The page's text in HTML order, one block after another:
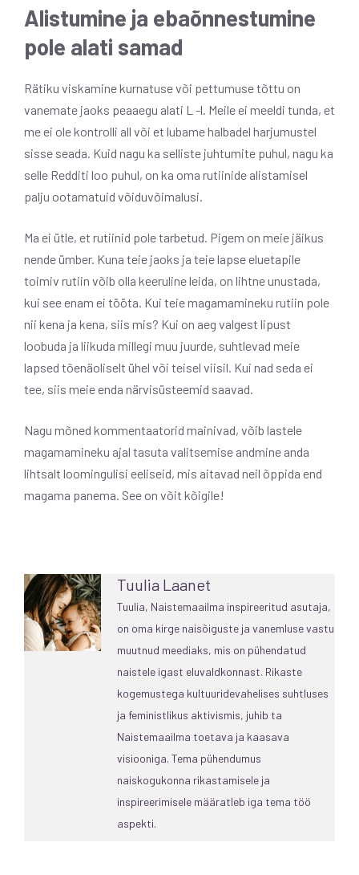
Alistumine ja ebaõnnestumine
pole alati samad
Rätiku viskamine kurnatuse või pettumuse tõttu on
vanemate jaoks peaaegu alati L -l. Meile ei meeldi tunda, et
me ei ole kontrolli all või et lubame halbadel harjumustel
sisse seada. Kuid nagu ka selliste juhtumite puhul, nagu ka
selle Redditi loo puhul, on ka oma rutiinide alistamisel
palju ootamatuid võiduvõimalusi.
Ma ei ütle, et rutiinid pole tarbetud. Pigem on meie jäikus
nende ümber. Kuna teie jaoks ja teie lapse eluetapile
toimiv rutiin võib olla keeruline leida, on lihtne unustada,
kui see enam ei tööta. Kui teie magamamineku rutiin pole
nii kena ja kena, siis mis? Kui on aeg valgest lipust
loobuda ja liikuda millegi muu juurde, suhtlevad meie
lapsed tõenäoliselt ühel või teisel viisil. Kui nad seda ei
tee, siis meie enda närvisüsteemid saavad.
Nagu mõned kommentaatorid mainivad, võib lastele
magamamineku ajal tasuta valitsemise andmine anda
lihtsalt loomingulisi eeliseid, mis aitavad neil õppida end
magama panema. See on võit kõigile!
Tuulia Laanet
Tuulia, Naistemaailma inspireeritud asutaja,
on oma kirge naisõiguste ja vanemluse vastu
muutnud meediaks, mis on pühendatud
naistele igast eluvaldkonnast. Rikaste
kogemustega kultuuridevahelises suhtluses
ja feministlikus aktivismis, juhib ta
Naistemaailma toetava ja kaasava
visiooniga. Tema pühendumus
naiskogukonna rikastamisele ja
inspireerimisele määratleb iga tema töö
aspekti.